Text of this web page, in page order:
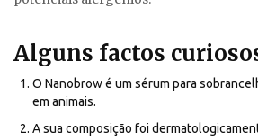
Alguns factos
O Nanobrow é um sérum para
em animais.
A sua composição foi